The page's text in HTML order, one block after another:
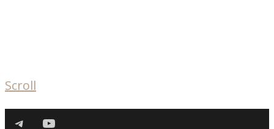
Scroll
Telegram
YouTube